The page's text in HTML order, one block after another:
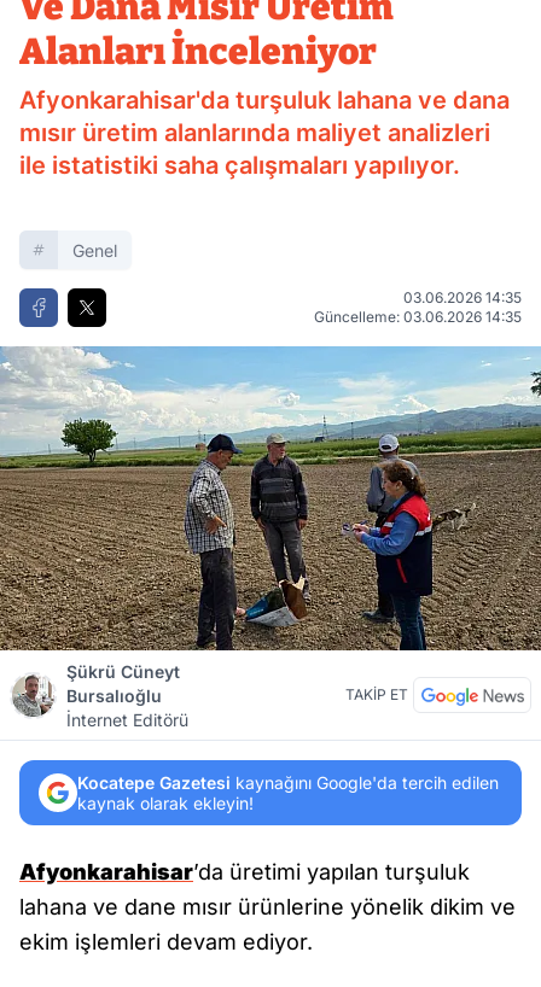
Alanları İnceleniyor
Afyonkarahisar'da turşuluk lahana ve dana
mısır üretim alanlarında maliyet analizleri
ile istatistiki saha çalışmaları yapılıyor.
Genel
03.06.2026 14:35
Güncelleme: 03.06.2026 14:35
Şükrü Cüneyt
Bursalıoğlu
İnternet Editörü
TAKİP ET
Kocatepe Gazetesi kaynağını Google'da tercih edilen
kaynak olarak ekleyin!
Afyonkarahisar’da üretimi yapılan turşuluk
lahana ve dane mısır ürünlerine yönelik dikim ve
ekim işlemleri devam ediyor.